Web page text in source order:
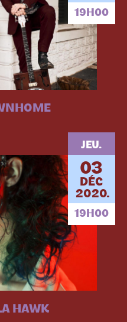
19H00
JEU.
03
DÉC
2020.
19H00
HAWK